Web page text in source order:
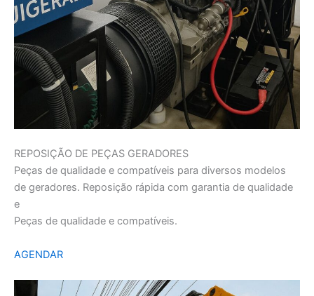
REPOSIÇÃO DE PEÇAS GERADORES
Peças de qualidade e compatíveis para diversos modelos
de geradores. Reposição rápida com garantia de qualidade
e
Peças de qualidade e compatíveis.
AGENDAR